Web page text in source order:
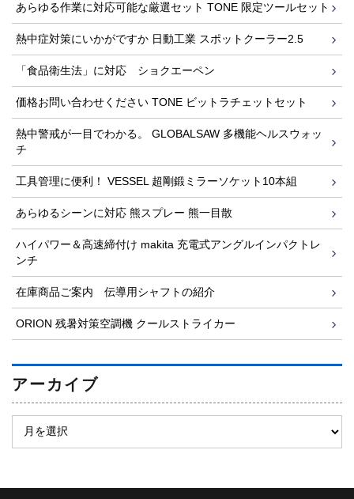
あらゆる作業に対応可能な厳選セット TONE 限定ツールセット
熱中症対策にいかがですか 日動工業 スポットクーラー2.5
「食品衛生法」に対応 ショクエーペン
価格お問い合わせください TONE ビットラチェットセット
熱中警戒が一目でわかる。 GLOBALSAW 多機能ヘルスウォッ
チ
工具管理に便利！ VESSEL 超剛鍛ミラーソケット10本組
あらゆるシーンに対応 熊スプレー 熊一目散
ハイパワー＆高速締付け makita 充電式アングルインパクトレ
ンチ
在庫商品ご案内 伝導用シャフトの紹介
ORION 残暑対策空調機 クールストライカー
アーカイブ